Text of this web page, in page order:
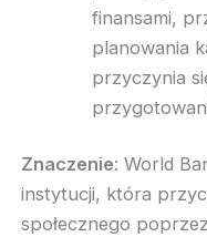
finansami,
planowania
przyczynia
Znaczenie: World
instytucji, która
społecznego